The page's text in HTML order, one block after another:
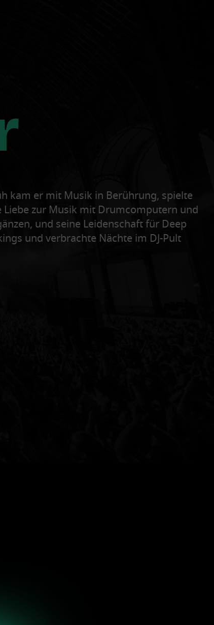
kam er mit Musik in Berührung, spielte
Liebe zur Musik mit Drumcomputern und
und seine Leidenschaft für Deep
und verbrachte Nächte im DJ-Pult